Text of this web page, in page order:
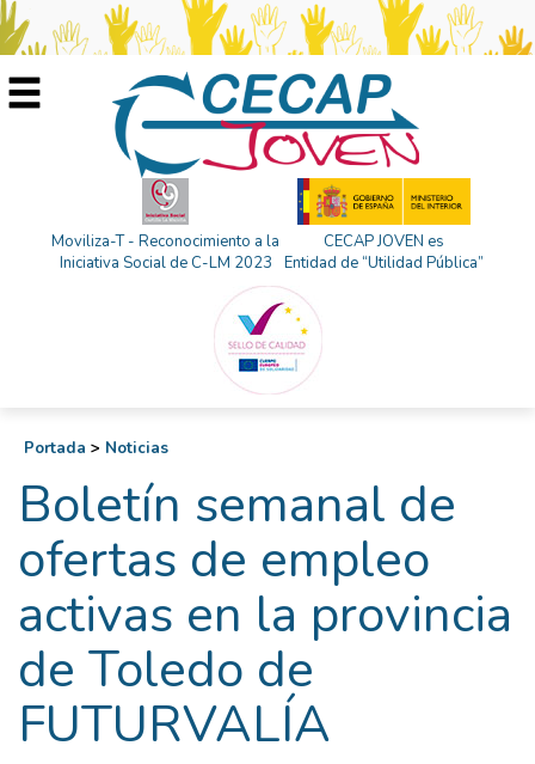
Moviliza-T - Reconocimiento a la
Iniciativa Social de C-LM 2023
CECAP JOVEN es
Entidad de “Utilidad Pública”
Portada > Noticias
Boletín semanal de
ofertas de empleo
activas en la provincia
de Toledo de
FUTURVALÍA